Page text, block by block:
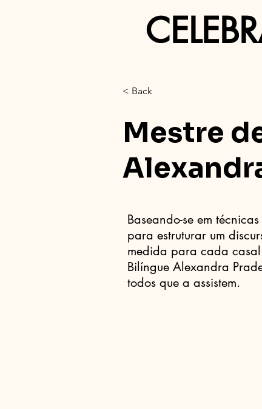
< Back
Mestre
Baseando-se em
para estruturar um
medida para cada
Bilíngue Alexandra
todos que a assistem.